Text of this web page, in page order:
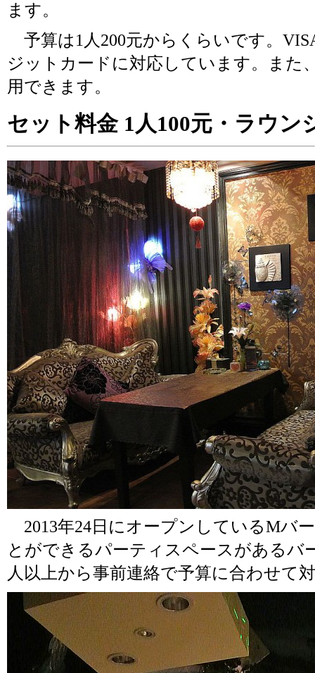
ます。
予算は1人200元からくらいです。
ジットカードに対応しています。また
用できます。
セット料金 1人100元・ラウン
2013年24日にオープンしているMバ
とができるパーティスペースがあるバ
人以上から事前連絡で予算に合わせて